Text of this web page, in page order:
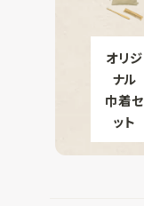
オリジ
ナル
巾着セ
ット